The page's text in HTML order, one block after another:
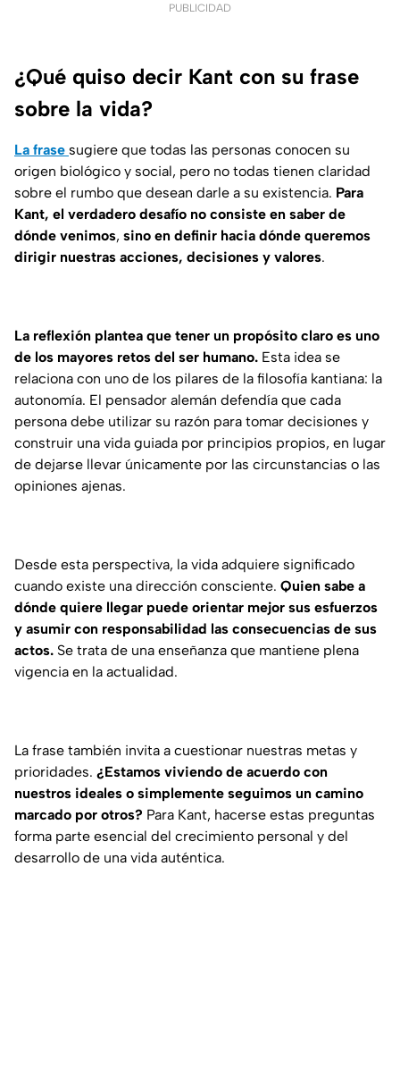
PUBLICIDAD
¿Qué quiso decir Kant con su frase
sobre la vida?
La frase sugiere que todas las personas conocen su
origen biológico y social, pero no todas tienen claridad
sobre el rumbo que desean darle a su existencia. Para
Kant, el verdadero desafío no consiste en saber de
dónde venimos, sino en definir hacia dónde queremos
dirigir nuestras acciones, decisiones y valores.
La reflexión plantea que tener un propósito claro es uno
de los mayores retos del ser humano. Esta idea se
relaciona con uno de los pilares de la filosofía kantiana: la
autonomía. El pensador alemán defendía que cada
persona debe utilizar su razón para tomar decisiones y
construir una vida guiada por principios propios, en lugar
de dejarse llevar únicamente por las circunstancias o las
opiniones ajenas.
Desde esta perspectiva, la vida adquiere significado
cuando existe una dirección consciente. Quien sabe a
dónde quiere llegar puede orientar mejor sus esfuerzos
y asumir con responsabilidad las consecuencias de sus
actos. Se trata de una enseñanza que mantiene plena
vigencia en la actualidad.
La frase también invita a cuestionar nuestras metas y
prioridades. ¿Estamos viviendo de acuerdo con
nuestros ideales o simplemente seguimos un camino
marcado por otros? Para Kant, hacerse estas preguntas
forma parte esencial del crecimiento personal y del
desarrollo de una vida auténtica.